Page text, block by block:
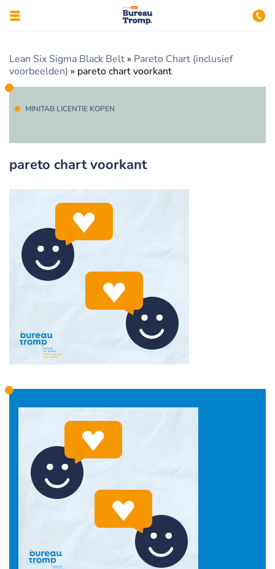
Lean Six Sigma Black Belt » Pareto Chart (inclusief
voorbeelden) » pareto chart voorkant
MINITAB LICENTIE KOPEN
pareto chart voorkant